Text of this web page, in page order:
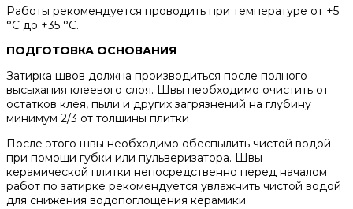
Работы рекомендуется проводить при температуре от +5
°С до +35 °С.
ПОДГОТОВКА ОСНОВАНИЯ
Затирка швов должна производиться после полного
высыхания клеевого слоя. Швы необходимо очистить от
остатков клея, пыли и других загрязнений на глубину
минимум 2/3 от толщины плитки
После этого швы необходимо обеспылить чистой водой
при помощи губки или пульверизатора. Швы
керамической плитки непосредственно перед началом
работ по затирке рекомендуется увлажнить чистой водой
для снижения водопоглощения керамики.